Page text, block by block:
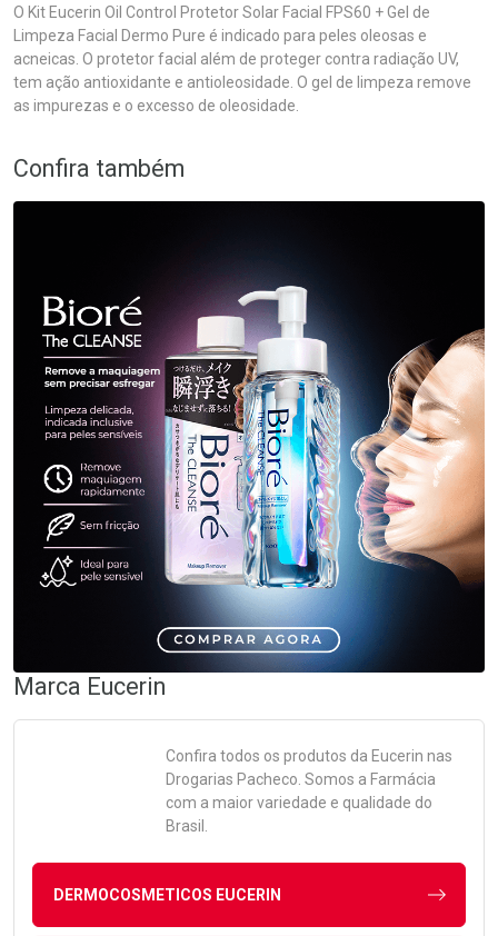
O Kit Eucerin Oil Control Protetor Solar Facial FPS60 + Gel de
Limpeza Facial Dermo Pure é indicado para peles oleosas e
acneicas. O protetor facial além de proteger contra radiação UV,
tem ação antioxidante e antioleosidade. O gel de limpeza remove
as impurezas e o excesso de oleosidade.
Confira também
Marca Eucerin
Confira todos os produtos da Eucerin nas
Drogarias Pacheco. Somos a Farmácia
com a maior variedade e qualidade do
Brasil.
DERMOCOSMETICOS EUCERIN